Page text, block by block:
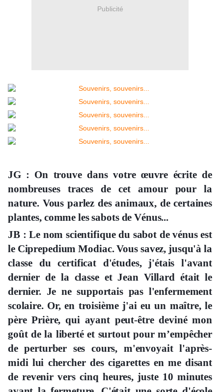
Publicité
JG : On trouve dans votre œuvre écrite de
nombreuses traces de cet amour pour la
nature. Vous parlez des animaux, de certaines
plantes, comme les sabots de Vénus...
JB : Le nom scientifique du sabot de vénus est
le Ciprepedium Modiac. Vous savez, jusqu'à la
classe du certificat d'études, j'étais l'avant
dernier de la classe et Jean Villard était le
dernier. Je ne supportais pas l'enfermement
scolaire. Or, en troisième j'ai eu un maître, le
père Prière, qui ayant peut-être deviné mon
goût de la liberté et surtout pour m’empêcher
de perturber ses cours, m'envoyait l'après-
midi lui chercher des cigarettes en me disant
de revenir vers cinq heures, juste 10 minutes